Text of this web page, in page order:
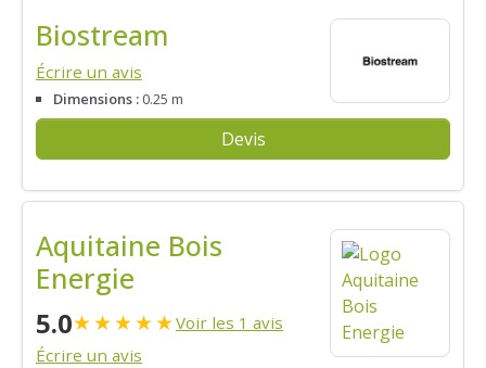
Biostream
Écrire un avis
Dimensions : 0.25 m
Devis
Aquitaine Bois
Energie
5.0★★★★★Voir les 1 avis
Écrire un avis